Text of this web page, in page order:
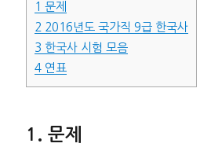
1 문제
2 2016년도 국가직 9급 한국사
3 한국사 시험 모음
4연표
문제